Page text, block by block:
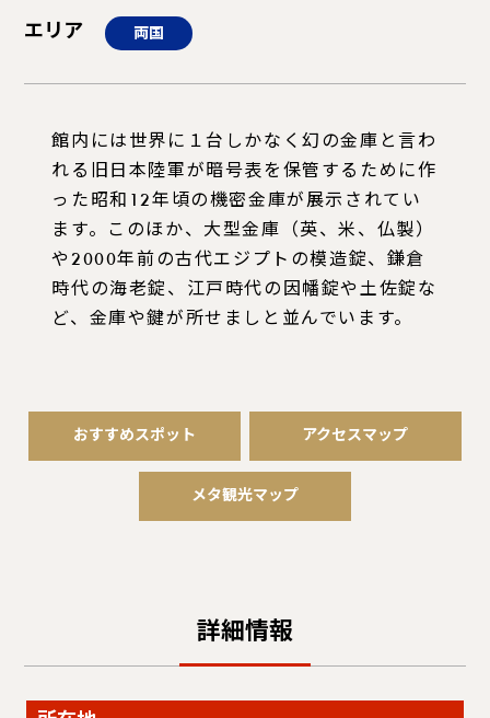
エリア 両国
館内には世界に１台しかなく幻の金庫と言わ
れる旧日本陸軍が暗号表を保管するために作
った昭和12年頃の機密金庫が展示されてい
ます。このほか、大型金庫（英、米、仏製）
や2000年前の古代エジプトの模造錠、鎌倉
時代の海老錠、江戸時代の因幡錠や土佐錠な
ど、金庫や鍵が所せましと並んでいます。
おすすめスポット アクセスマップ
メタ観光マップ
詳細情報